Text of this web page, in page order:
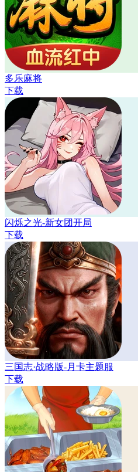
多乐麻将
下载
闪烁之光-新女团开局
下载
三国志·战略版-月卡主题服
下载